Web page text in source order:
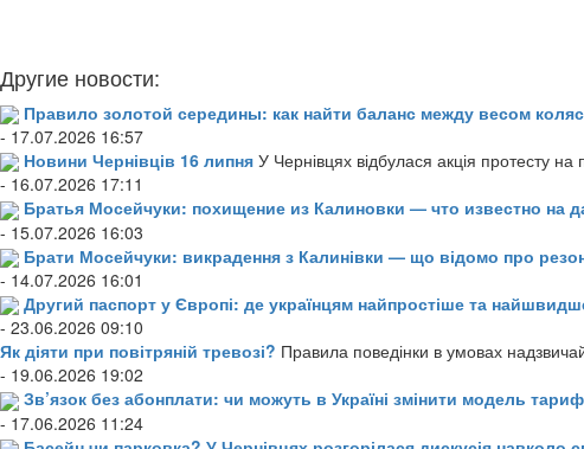
Другие новости:
Правило золотой середины: как найти баланс между весом
- 17.07.2026 16:57
Новини Чернівців 16 липня У Чернівцях відбулася акція протесту
- 16.07.2026 17:11
Братья Мосейчуки: похищение из Калиновки — что известно на
- 15.07.2026 16:03
Брати Мосейчуки: викрадення з Калинівки — що відомо про
- 14.07.2026 16:01
Другий паспорт у Європі: де українцям найпростіше та
- 23.06.2026 09:10
Як діяти при повітряній тревозі? Правила поведінки в умовах
- 19.06.2026 19:02
Зв’язок без абонплати: чи можуть в Україні змінити модель
- 17.06.2026 11:24